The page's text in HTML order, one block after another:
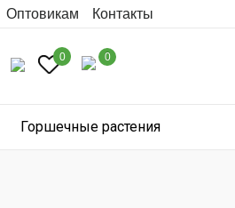
Оптовикам Контакты
0 0
Горшечные растения